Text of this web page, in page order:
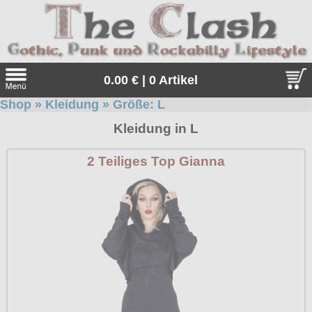
0.00 € | 0 Artikel
Angebote
Sonderangebote
Geschenketipps
Kleidung/Gothic
alle Artikel
Girlblusen
Punkrock
Shop » Kleidung » Größe: L
Kleidung in L
2 Teiliges Top Gianna